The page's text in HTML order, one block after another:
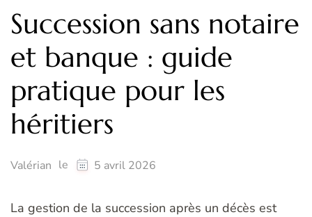
Succession sans notaire
et banque : guide
pratique pour les
héritiers
Valérian le 5 avril 2026
La gestion de la succession après un décès est